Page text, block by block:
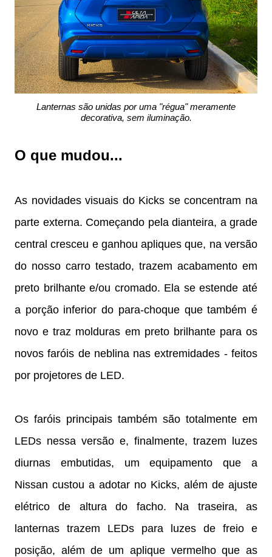
Lanternas são unidas por uma "régua" meramente
decorativa, sem iluminação.
O que mudou...
As novidades visuais do Kicks se concentram na
parte externa. Começando pela dianteira, a grade
central cresceu e ganhou apliques que, na versão
do nosso carro testado, trazem acabamento em
preto brilhante e/ou cromado. Ela se estende até
a porção inferior do para-choque que também é
novo e traz molduras em preto brilhante para os
novos faróis de neblina nas extremidades - feitos
por projetores de LED.
Os faróis principais também são totalmente em
LEDs nessa versão e, finalmente, trazem luzes
diurnas embutidas, um equipamento que a
Nissan custou a adotar no Kicks, além de ajuste
elétrico de altura do facho. Na traseira, as
lanternas trazem LEDs para luzes de freio e
posição, além de um aplique vermelho que as